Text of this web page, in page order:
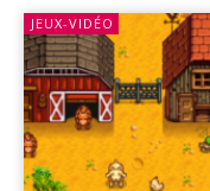
JEUX-VIDÉO